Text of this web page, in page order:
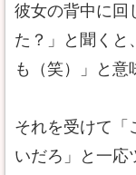
彼女の背中に回
た？」と聞くと
も（笑）」と意
それを受けて「
いだろ」と一応